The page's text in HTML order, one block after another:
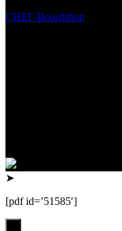
СНЕГ-Boardshop
➤
[pdf id=’51585′]